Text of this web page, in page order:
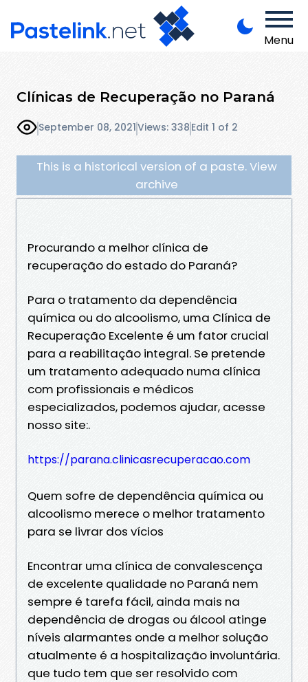
Menu
Clínicas de Recuperação no Paraná
September 08, 2021Views: 338 Edit 1 of 2
This is a historical version of a paste. View
archive
Procurando a melhor clínica de
recuperação do estado do Paraná?
Para o tratamento da dependência
química ou do alcoolismo, uma Clínica de
Recuperação Excelente é um fator crucial
para a reabilitação integral. Se pretende
um tratamento adequado numa clínica
com profissionais e médicos
especializados, podemos ajudar, acesse
nosso site:.
https://parana.clinicasrecuperacao.com
Quem sofre de dependência química ou
alcoolismo merece o melhor tratamento
para se livrar dos vícios
Encontrar uma clínica de convalescença
de excelente qualidade no Paraná nem
sempre é tarefa fácil, ainda mais na
dependência de drogas ou álcool atinge
níveis alarmantes onde a melhor solução
atualmente é a hospitalização involuntária.
que tudo tem que ser resolvido com